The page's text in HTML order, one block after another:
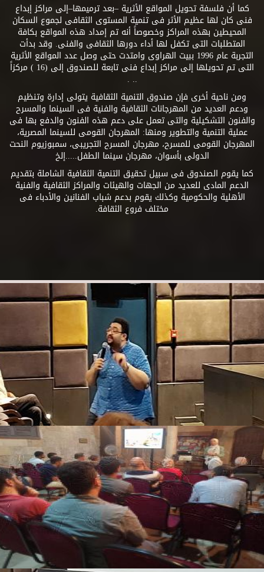
كما أن فلسفة تحويل المواقع الأثرية –بعد ترميمها–إلى مراكز إبداع
فنى كان لها عظيم الأثر فى تنمية المستوى الثقافى لجموع السكان
المحيطين بهذه المراكز وخصوصاً أنه تم إمداد هذه المواقع بكافة
المتطلبات التى تكفل لها أداء دورها الثقافى والفنى. وقد بدأت
التجربة عام 1996 ببيت الهراوى وامتدت حتى وصل عدد المواقع الأثرية
التى تم تحويلها إلى مراكز إبداع فنى تابعة للصندوق إلى (16 ) مركزاً
.. .
ومن ناحية أخرى فإن صندوق التنمية الثقافية يتولى إدارة وتنظيم
ودعم العديد من المهرجانات الثقافية والفنية فى السينما والمسرح
والفنون التشكيلية والتى تعمل على دعم هذه الفنون والدفع بها فى
عملية التنمية والتطوير ومنها: المهرجان القومى للسينما المصرية،
المهرجان القومى للمسرح، مهرجان المسرح التجريبى، سمبوزيوم النحت
الدولى بأسوان، مهرجان سينما الطفل.....إلخ
كما يقوم الصندوق فى سبيل تحقيق التنمية الثقافية الشاملة بتقديم
الدعم المادى للعديد من الجهات والهيئات والمراكز الثقافية والفنية
الأهلية والحكومية وكذلك يقوم بدعم شباب الفنانين والأدباء فى
مختلف فروع الثقافة.